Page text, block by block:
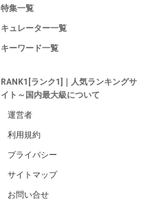
特集一覧
キュレーター一覧
キーワード一覧
RANK1[ランク1]｜人気ランキングサ
イト～国内最大級について
運営者
利用規約
プライバシー
サイトマップ
お問い合せ